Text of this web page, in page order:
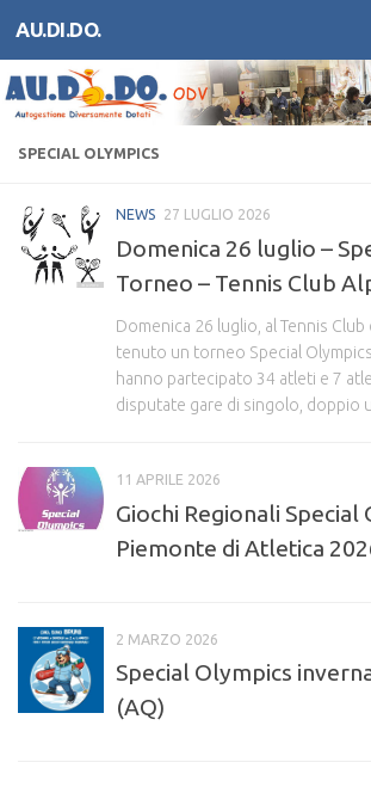
Salta al contenuto
AU.DI.DO.
SPECIAL OLYMPICS
NEWS 27 LUGLIO 2026
Domenica 26 luglio –
Torneo – Tennis Club
Domenica 26 luglio, al Tennis Club
tenuto un torneo Special
hanno partecipato 34 atleti e 7
disputate gare di singolo, doppio
11 APRILE 2026
Giochi Regionali Special
Piemonte di Atletica
2 MARZO 2026
Special Olympics
(AQ)